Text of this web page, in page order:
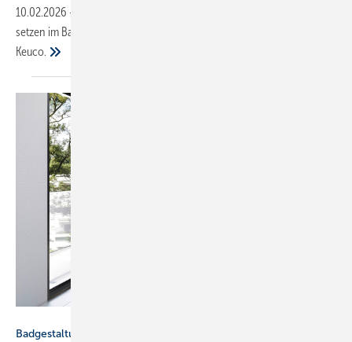
10.02.2026 -
setzen im Bad auf nachhaltige und designorientierte Lösungen von
Keuco.
Badgestaltung